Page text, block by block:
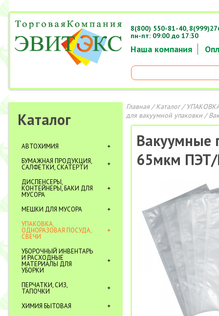
Наша компания
8(800) 550-81-40,
пн-пт: 09:00 до 17:30
Каталог
АВТОХИМИЯ
БУМАЖНАЯ ПРОДУКЦИЯ,
САЛФЕТКИ, СКАТЕРТИ
ДИСПЕНСЕРЫ,
КОНТЕЙНЕРЫ, БАКИ ДЛЯ
МУСОРА
МЕШКИ ДЛЯ МУСОРА
УПАКОВКА,
ОДНОРАЗОВАЯ ПОСУДА,
СВЕЧИ
УБОРОЧНЫЙ ИНВЕНТАРЬ
И РАСХОДНЫЕ
МАТЕРИАЛЫ ДЛЯ
УБОРКИ
ПЕРЧАТКИ, СИЗ,
ТАПОЧКИ
ХИМИЯ БЫТОВАЯ
Главная/Каталог/
для вакуумной упаковки /
Вакуумные
65мкм